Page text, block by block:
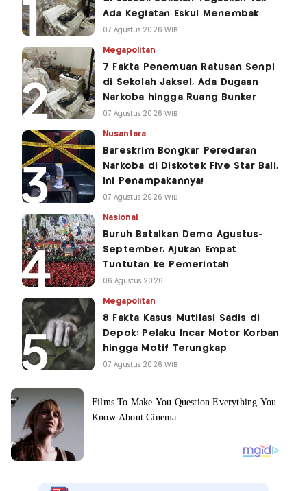
Ada Kegiatan Eskul Menembak
07 Agustus 2026 WIB
Megapolitan
7 Fakta Penemuan Ratusan Senpi
di Sekolah Jaksel, Ada Dugaan
Narkoba hingga Ruang Bunker
07 Agustus 2026 WIB
Nusantara
Bareskrim Bongkar Peredaran
Narkoba di Diskotek Five Star Bali,
Ini Penampakannya!
07 Agustus 2026 WIB
Nasional
Buruh Batalkan Demo Agustus-
September, Ajukan Empat
Tuntutan ke Pemerintah
06 Agustus 2026
Megapolitan
8 Fakta Kasus Mutilasi Sadis di
Depok: Pelaku Incar Motor Korban
hingga Motif Terungkap
07 Agustus 2026 WIB